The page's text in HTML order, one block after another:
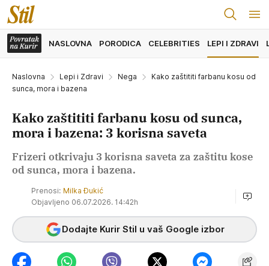
NASLOVNA PORODICA CELEBRITIES LEPI I ZDRAVI
Naslovna Lepi i Zdravi Nega
Kako zaštititi farbanu kosu od
sunca, mora i bazena
Kako zaštititi farbanu kosu od sunca,
mora i bazena: 3 korisna saveta
Frizeri otkrivaju 3 korisna saveta za zaštitu kose
od sunca, mora i bazena.
Prenosi: Milka Đukić
Objavljeno 06.07.2026. 14:42h
Dodajte Kurir Stil u vaš Google izbor